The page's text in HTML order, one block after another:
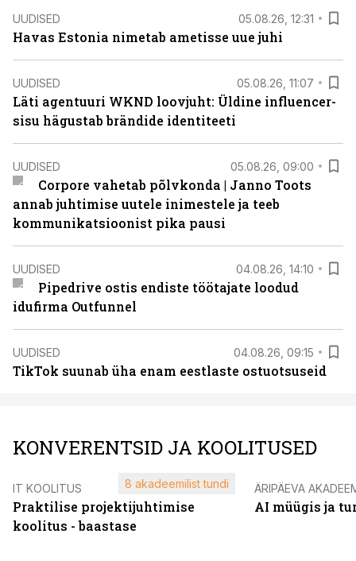
UUDISED 05.08.26, 12:31
Havas Estonia nimetab ametisse uue juhi
UUDISED 05.08.26, 11:07
Läti agentuuri WKND loovjuht: Üldine influencer-
sisu hägustab brändide identiteeti
UUDISED 05.08.26, 09:00
Corpore vahetab põlvkonda | Janno Toots
annab juhtimise uutele inimestele ja teeb
kommunikatsioonist pika pausi
UUDISED 04.08.26, 14:10
Pipedrive ostis endiste töötajate loodud
idufirma Outfunnel
UUDISED 04.08.26, 09:15
TikTok suunab üha enam eestlaste ostuotsuseid
KONVERENTSID JA KOOLITUSED
IT KOOLITUS
Praktilise projektijuhtimise
koolitus - baastase
8 akadeemilist tundi ÄRIPÄEVA
AI müügis ja